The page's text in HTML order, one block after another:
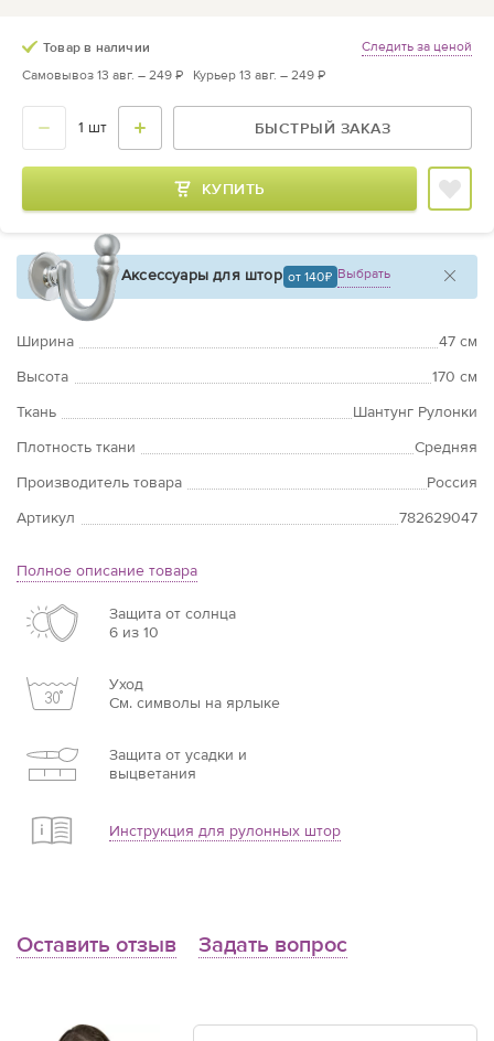
Товар в наличии
Следить за ценой
Самовывоз 13 авг. – 249 ₽ Курьер 13 авг. – 249 ₽
БЫСТРЫЙ ЗАКАЗ
КУПИТЬ
Аксессуары для штор от 140 Выбрать
Ширина
47 см
Высота
170 см
Ткань
Шантунг Рулонки
Плотность ткани
Средняя
Производитель товара
Россия
Артикул
782629047
Полное описание товара
Защита от солнца
6 из 10
Уход
См. символы на ярлыке
Защита от усадки и
выцветания
Инструкция для рулонных штор
Оставить отзыв Задать вопрос